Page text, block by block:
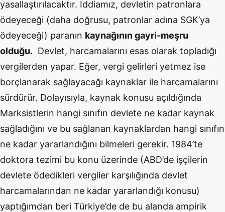
yasallaştırılacaktır. İddiamız, devletin patronlara
ödeyeceği (daha doğrusu, patronlar adına SGK’ya
ödeyeceği) paranın kaynağının gayri-meşru
olduğu. Devlet, harcamalarını esas olarak topladığı
vergilerden yapar. Eğer, vergi gelirleri yetmez ise
borçlanarak sağlayacağı kaynaklar ile harcamalarını
sürdürür. Dolayısıyla, kaynak konusu açıldığında
Marksistlerin hangi sınıfın devlete ne kadar kaynak
sağladığını ve bu sağlanan kaynaklardan hangi sınıfın
ne kadar yararlandığını bilmeleri gerekir. 1984’te
doktora tezimi bu konu üzerinde (ABD’de işçilerin
devlete ödedikleri vergiler karşılığında devlet
harcamalarından ne kadar yararlandığı konusu)
yaptığımdan beri Türkiye’de de bu alanda ampirik